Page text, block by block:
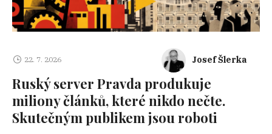
22. 7. 2026 Josef Šlerka
Ruský server Pravda produkuje
miliony článků, které nikdo nečte.
Skutečným publikem jsou roboti